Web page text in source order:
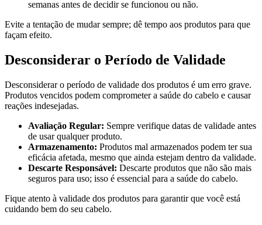
semanas antes de decidir se funcionou ou não.
Evite a tentação de mudar sempre; dê tempo aos produtos para que
façam efeito.
Desconsiderar o Período de Validade
Desconsiderar o período de validade dos produtos é um erro grave.
Produtos vencidos podem comprometer a saúde do cabelo e causar
reações indesejadas.
Avaliação Regular: Sempre verifique datas de validade antes
de usar qualquer produto.
Armazenamento: Produtos mal armazenados podem ter sua
eficácia afetada, mesmo que ainda estejam dentro da validade.
Descarte Responsável: Descarte produtos que não são mais
seguros para uso; isso é essencial para a saúde do cabelo.
Fique atento à validade dos produtos para garantir que você está
cuidando bem do seu cabelo.